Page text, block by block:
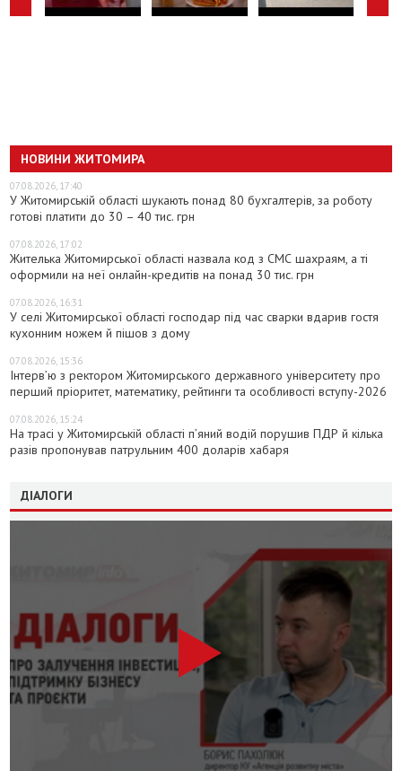
НОВИНИ ЖИТОМИРА
07.08.2026, 17:40
У Житомирській області шукають понад 80 бухгалтерів, за роботу
готові платити до 30 – 40 тис. грн
07.08.2026, 17:02
Жителька Житомирської області назвала код з СМС шахраям, а ті
оформили на неї онлайн-кредитів на понад 30 тис. грн
07.08.2026, 16:31
У селі Житомирської області господар під час сварки вдарив гостя
кухонним ножем й пішов з дому
07.08.2026, 15:36
Інтерв’ю з ректором Житомирського державного університету про
перший пріоритет, математику, рейтинги та особливості вступу-2026
07.08.2026, 15:24
На трасі у Житомирській області п’яний водій порушив ПДР й кілька
разів пропонував патрульним 400 доларів хабаря
ДІАЛОГИ